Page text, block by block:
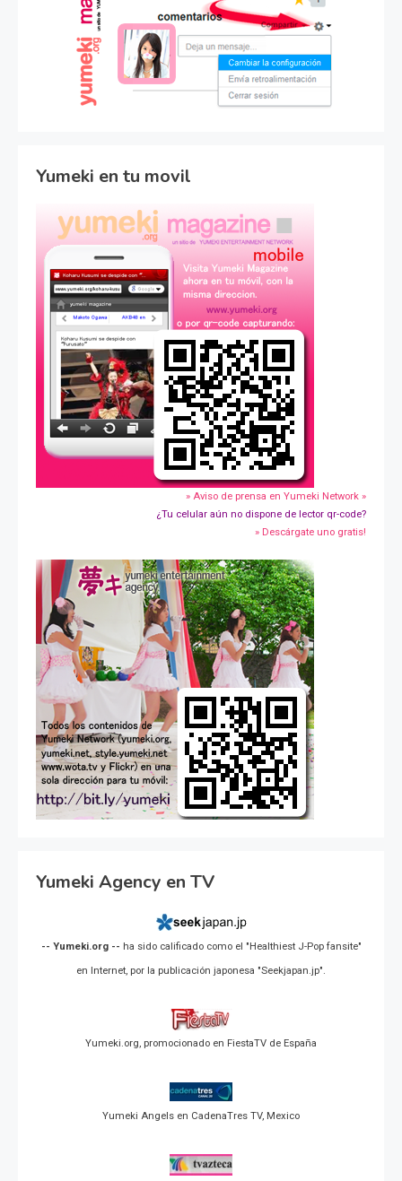
Yumeki en tu movil
» Aviso de prensa en Yumeki Network »
¿Tu celular aún no dispone de lector qr-code?
» Descárgate uno gratis!
Yumeki Agency en TV
-- Yumeki.org -- ha sido calificado como el "Healthiest J-Pop fansite"
en Internet, por la publicación japonesa "Seekjapan.jp".
Yumeki.org, promocionado en FiestaTV de España
Yumeki Angels en CadenaTres TV, Mexico